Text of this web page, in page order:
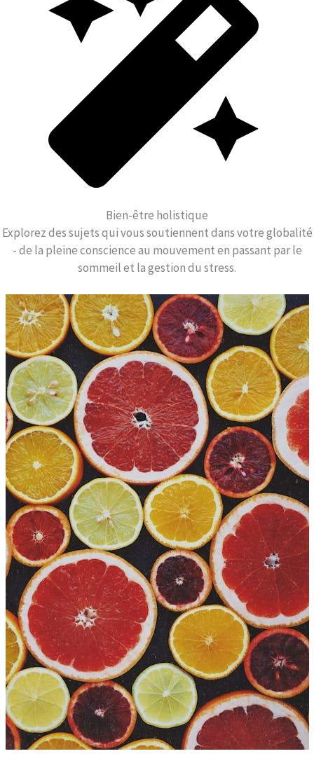
Bien-être holistique
Explorez des sujets qui vous soutiennent dans votre globalité
- de la pleine conscience au mouvement en passant par le
sommeil et la gestion du stress.